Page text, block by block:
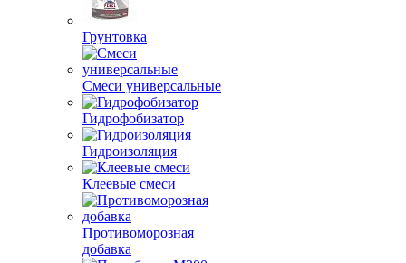
Грунтовка
Смеси универсальные
Гидрофобизатор
Гидроизоляция
Клеевые смеси
Противоморозная
добавка